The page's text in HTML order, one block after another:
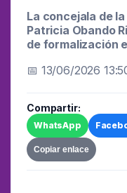
La concejala de
Patricia Obando
de formalización
📅 13/06/2026
Compartir:
WhatsApp
Copiar enlace